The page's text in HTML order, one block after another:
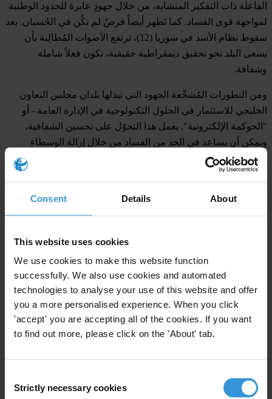
Consent Details About
This website uses cookies
We use cookies to make this website function
successfully. We also use cookies and automated
technologies to analyse your use of this website and offer
you a more personalised experience. When you click
'accept' you are accepting all of the cookies. If you want
to find out more, please click on the 'About' tab.
Selection
Strictly necessary cookies
الفاعلة ذات التفكير المتشابه، من خلال جهودٍ عابرة للحدود الوطنية
لمواجهة قوى الفساد. كما تَظهر أيضاً فرصٌ لم تكُن في الحُسبان. بعد
سقوط نظام الأسد في سوريا (12)، ترتفع الأصوات المُطالِبة بأن
يسعى البلد نحو تحقيق ديمقراطية حقيقية، تكون فعلاً شاملة
وشفافة.
ومن التطورات المُشجِّعة الجهود التي تبذلها بلدان مجلس التعاون
الخليجي للاستثمار في الحلول التكنولوجية في الإدارة العامة - أو
"الحوكمة الإلكترونية". يعمل هذا التحوّل على تحسين الشفافية،
ويمكن أن يساعد في الحد من الفساد من خلال إزالة الوسطاء
والمُيسِّرين. على سبيل المثال، تُقلِّل المشتريات الإلكترونية من
فرص الممارسات الفاسدة مثل الرشوة في وضع الميزانية
إلى المزيد من البيانات من خلال الرقمنة، ما يمكّنهم من تحديد
الخصوصية الشخصية. يمكن ملاحظة التقدم الأبرز في مجال رقمنة
تبني الإمارات العربية المتحدة على البرامج الاستراتيجية السابقة من
خلال "استراتيجية الحكومة الرقمية لدولة الإمارات العربية المتحدة
لعام 2025"، والتي صُمِّمت لدعم إدماج الجوانب الرقمية في
الرقمية للمساعدة في الحد من عدم المساواة بين المواطنين. في